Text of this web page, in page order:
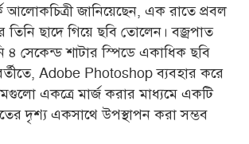
আলোকচিত্রী জানিয়েছেন, এক রাতে প্রবল
তিনি ছাদে গিয়ে ছবি তোলেন। বজ্রপাত
৪ সেকেন্ড শাটার স্পিডে একাধিক ছবি
Adobe Photoshop ব্যবহার করে
একত্রে মার্জ করার মাধ্যমে একটি
দৃশ্য একসাথে উপস্থাপন করা সম্ভব